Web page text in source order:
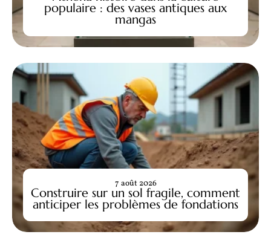
populaire : des vases antiques aux
mangas
Construire sur un sol fragile, comment
anticiper les problèmes de fondations
7 août 2026